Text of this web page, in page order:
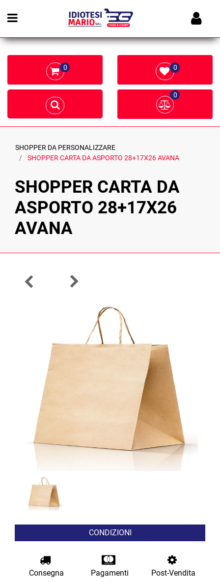
Open menu
0 0
0
SHOPPER DA PERSONALIZZARE
SHOPPER CARTA DA ASPORTO 28+17X26 AVANA
SHOPPER CARTA DA
ASPORTO 28+17X26
AVANA
CONDIZIONI
Consegna Pagamenti
Post-Vendita